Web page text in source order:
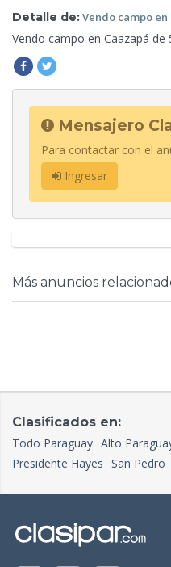
Detalle de:Vendo campo
Vendo campo en Caazapá
Mensajero
Para contactar con el
Ingresar
Más anuncios
Clasificados en:
Todo Paraguay Alto
Presidente Hayes San Pedro